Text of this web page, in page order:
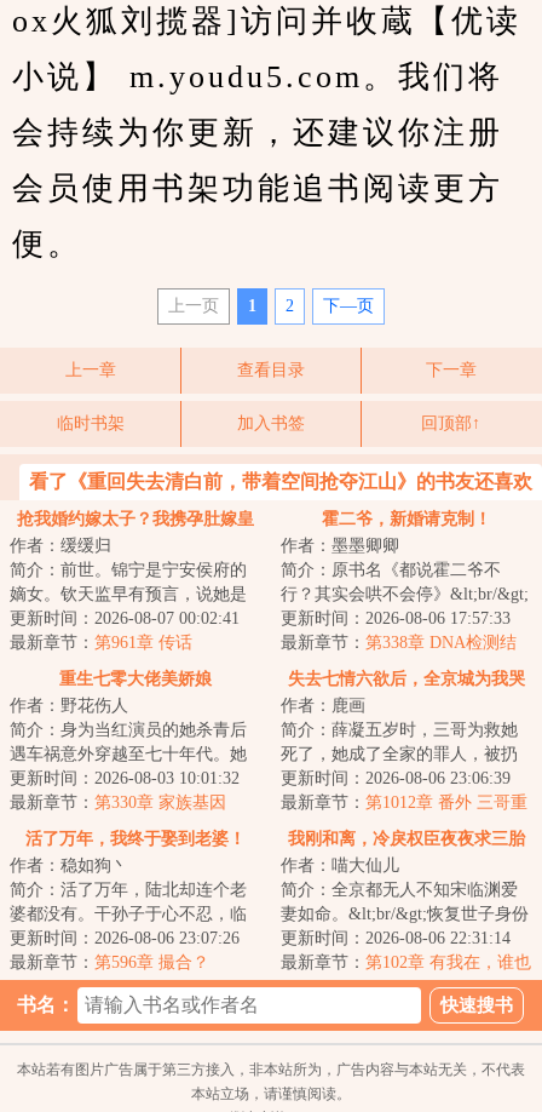
ox火狐刘揽器]访问并收蔵【优读
小说】 m.youdu5.com。我们将
会持续为你更新，还建议你注册
会员使用书架功能追书阅读更方
便。
上一页 1 2 下—页
上一章 查看目录 下一章
临时书架 加入书签 回顶部↑
看了《重回失去清白前，带着空间抢夺江山》的书友还喜欢
抢我婚约嫁太子？我携孕肚嫁皇
作者：缓缓归
简介：前世。锦宁是宁安侯府的
嫡女。钦天监早有预言，说她是
天生凤命。人人都觉得，她会成
为未来的太子妃...
更新时间：2026-08-07 00:02:41
最新章节： 第961章 传话
霍二爷，新婚请克制！
作者：墨墨卿卿
简介：原书名《都说霍二爷不
行？其实会哄不会停》&lt;br/&gt;
恢复听力那天，阮念念得知自己
被绿，甩了渣...
更新时间：2026-08-06 17:57:33
最新章节： 第338章 DNA检测结
果！
重生七零大佬美娇娘
作者：野花伤人
简介：身为当红演员的她杀青后
遇车祸意外穿越至七十年代。她
发现自己竟然进入了闺蜜主演的
年代剧的原著里...
更新时间：2026-08-03 10:01:32
最新章节： 第330章 家族基因
失去七情六欲后，全京城为我哭
作者：鹿画
简介：薛凝五岁时，三哥为救她
死了，她成了全家的罪人，被扔
在老宅几年。她回来后，家里已
经有了被他们抱...
更新时间：2026-08-06 23:06:39
最新章节： 第1012章 番外 三哥重
养小薛凝（46）
活了万年，我终于娶到老婆！
作者：稳如狗丶
简介：活了万年，陆北却连个老
婆都没有。干孙子于心不忍，临
死前给他安排了十份婚约，皆是
各地贵女。首富...
更新时间：2026-08-06 23:07:26
最新章节： 第596章 撮合？
我刚和离，冷戾权臣夜夜求三胎
作者：喵大仙儿
简介：全京都无人不知宋临渊爱
妻如命。&lt;br/&gt;恢复世子身份
时，宋临渊为娶顾明霜为正妻，
跪了足足两...
更新时间：2026-08-06 22:31:14
最新章节： 第102章 有我在，谁也
别想欺负你！
书名：
本站若有图片广告属于第三方接入，非本站所为，广告内容与本站无关，不代表
本站立场，请谨慎阅读。